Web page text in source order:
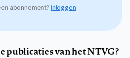
abonnement? Inloggen
publicaties van het NTVG?